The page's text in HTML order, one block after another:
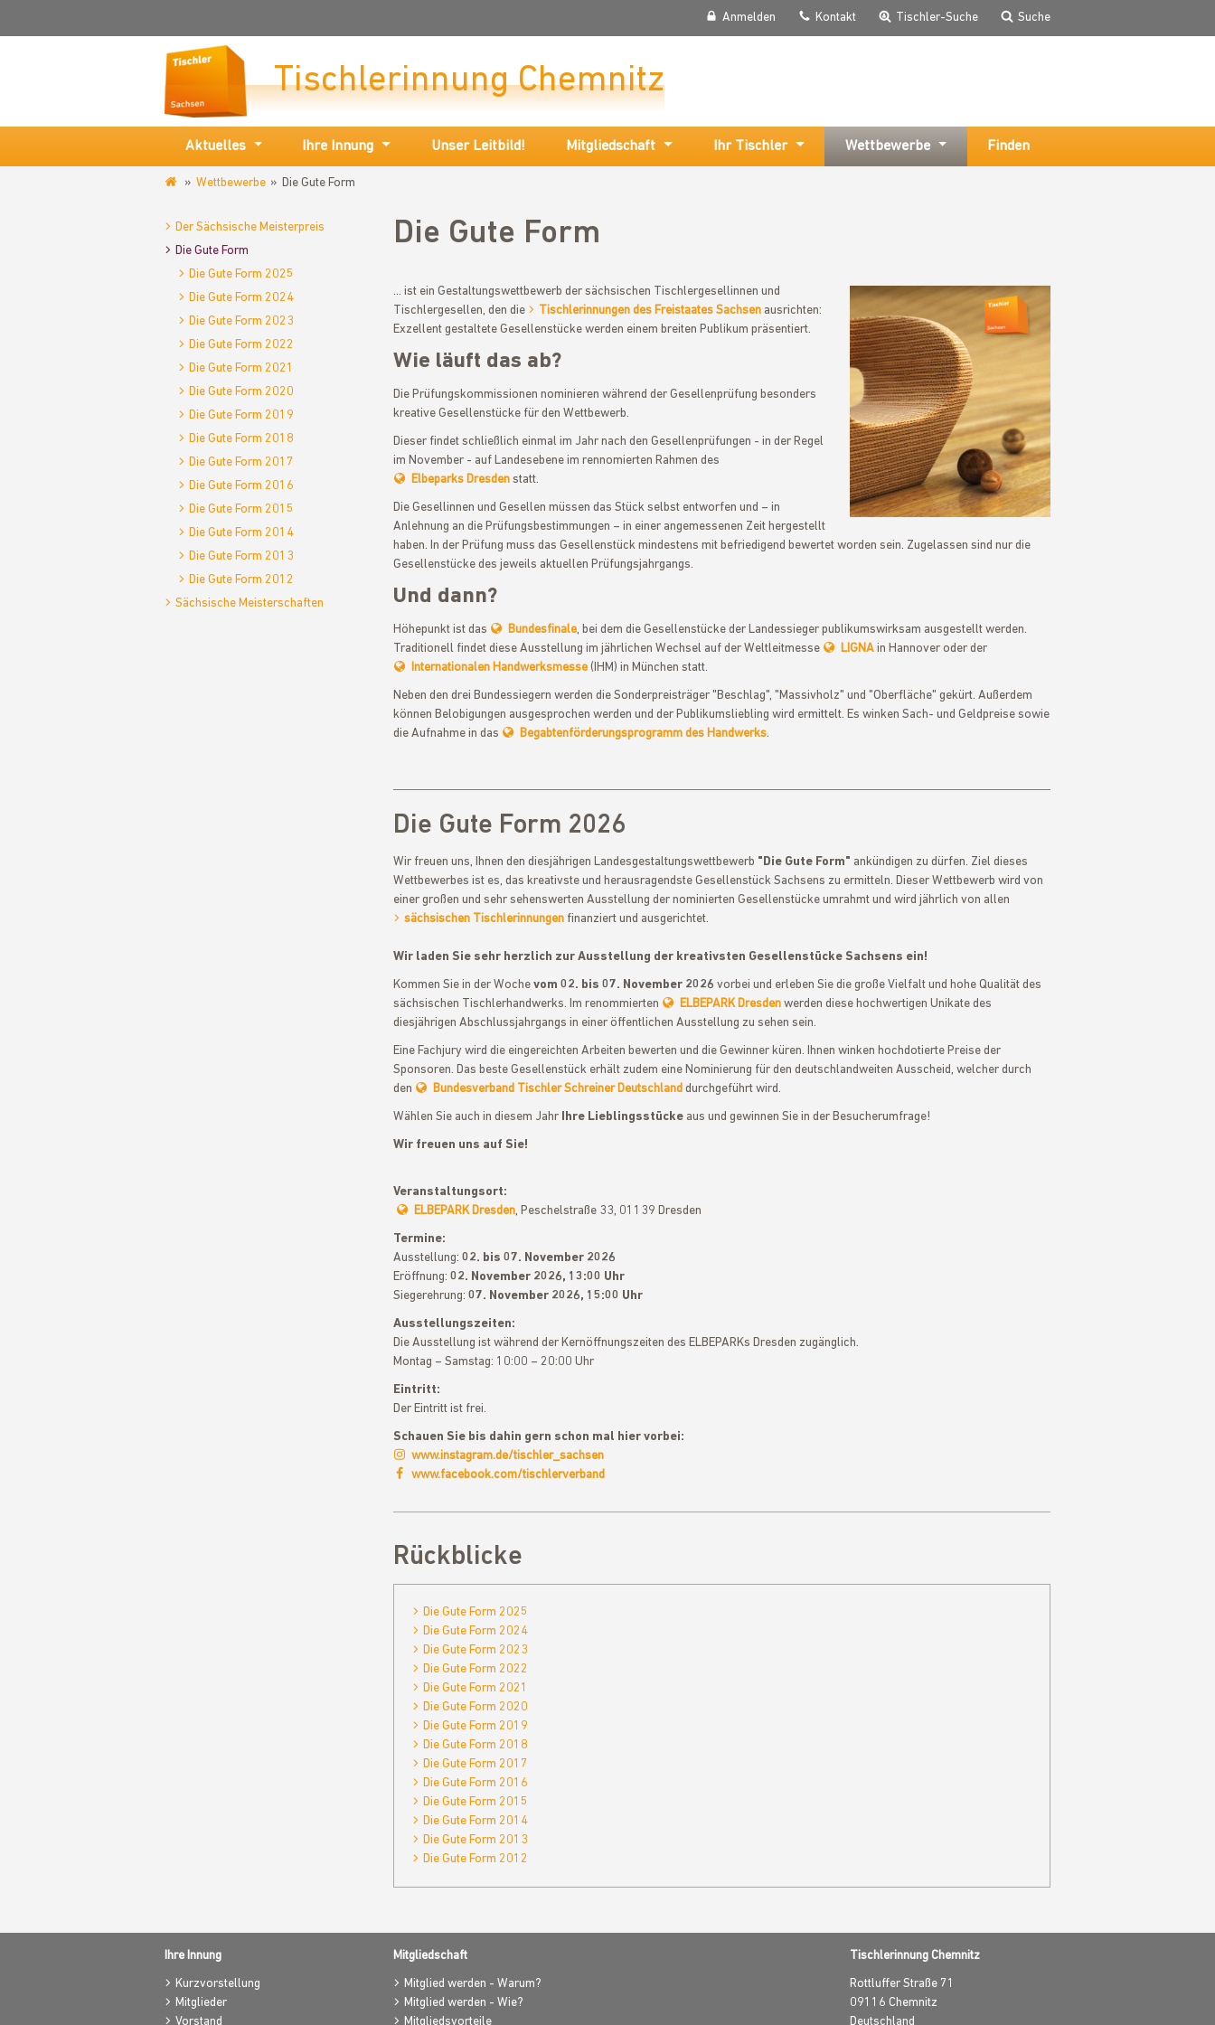
Tischlerinnung Chemnitz
Anmelden Kontakt Tischler-Suche Suche
Aktuelles Ihre Innung Unser Leitbild! Mitgliedschaft Ihr Tischler Wettbewerbe Finden
innung-
Wettbewerbe Die Gute Form
Der Sächsische Meisterpreis
Die Gute Form
Die Gute Form 2025
Die Gute Form 2024
Die Gute Form 2023
Die Gute Form 2022
Die Gute Form 2021
Die Gute Form 2020
Die Gute Form 2019
Die Gute Form 2018
Die Gute Form 2017
Die Gute Form 2016
Die Gute Form 2015
Die Gute Form 2014
Die Gute Form 2013
Die Gute Form 2012
Sächsische Meisterschaften
Die Gute Form
... ist ein Gestaltungswettbewerb der sächsischen Tischlergesellinnen und
Tischlergesellen, den die
Tischlerinnungen des Freistaates Sachsenausrichten:
Exzellent gestaltete Gesellenstücke werden einem breiten Publikum präsentiert.
Wie läuft das ab?
Die Prüfungskommissionen nominieren während der Gesellenprüfung besonders
kreative Gesellenstücke für den Wettbewerb.
Dieser findet schließlich einmal im Jahr nach den Gesellenprüfungen - in der Regel
im November - auf Landesebene im rennomierten Rahmen des
Elbeparks Dresdenstatt.
Die Gesellinnen und Gesellen müssen das Stück selbst entworfen und – in
Anlehnung an die Prüfungsbestimmungen – in einer angemessenen Zeit hergestellt
haben. In der Prüfung muss das Gesellenstück mindestens mit befriedigend bewertet worden sein. Zugelassen sind nur die
Gesellenstücke des jeweils aktuellen Prüfungsjahrgangs.
Und dann?
Höhepunkt ist das Bundesfinale, bei dem die Gesellenstücke der Landessieger publikumswirksam ausgestellt werden.
Traditionell findet diese Ausstellung im jährlichen Wechsel auf der Weltleitmesse
LIGNAin Hannover oder der
Internationalen Handwerksmesse(IHM) in München statt.
Neben den drei Bundessiegern werden die Sonderpreisträger "Beschlag", "Massivholz" und "Oberfläche" gekürt. Außerdem
können Belobigungen ausgesprochen werden und der Publikumsliebling wird ermittelt. Es winken Sach- und Geldpreise sowie
die Aufnahme in das
Begabtenförderungsprogramm des Handwerks.
Die Gute Form 2026
Wir freuen uns, Ihnen den diesjährigen Landesgestaltungswettbewerb "Die Gute Form" ankündigen zu dürfen. Ziel dieses
Wettbewerbes ist es, das kreativste und herausragendste Gesellenstück Sachsens zu ermitteln. Dieser Wettbewerb wird von
einer großen und sehr sehenswerten Ausstellung der nominierten Gesellenstücke umrahmt und wird jährlich von allen
sächsischen Tischlerinnungenfinanziert und ausgerichtet.
Wir laden Sie sehr herzlich zur Ausstellung der kreativsten Gesellenstücke Sachsens ein!
Kommen Sie in der Woche vom 02. bis 07. November 2026 vorbei und erleben Sie die große Vielfalt und hohe Qualität des
sächsischen Tischlerhandwerks. Im renommierten
ELBEPARK Dresdenwerden diese hochwertigen Unikate des
diesjährigen Abschlussjahrgangs in einer öffentlichen Ausstellung zu sehen sein.
Eine Fachjury wird die eingereichten Arbeiten bewerten und die Gewinner küren. Ihnen winken hochdotierte Preise der
Sponsoren. Das beste Gesellenstück erhält zudem eine Nominierung für den deutschlandweiten Ausscheid, welcher durch
den
Bundesverband Tischler Schreiner Deutschlanddurchgeführt wird.
Wählen Sie auch in diesem Jahr Ihre Lieblingsstückeaus und gewinnen Sie in der Besucherumfrage!
Wir freuen uns auf Sie!
Veranstaltungsort:
ELBEPARK Dresden, Peschelstraße 33, 01139 Dresden
Termine:
Ausstellung: 02. bis 07. November 2026
Eröffnung: 02. November 2026, 13:00 Uhr
Siegerehrung: 07. November 2026, 15:00 Uhr
Ausstellungszeiten:
Die Ausstellung ist während der Kernöffnungszeiten des ELBEPARKs Dresden zugänglich.
Montag – Samstag: 10:00 – 20:00 Uhr
Eintritt:
Der Eintritt ist frei.
Schauen Sie bis dahin gern schon mal hier vorbei:
www.instagram.de/tischler_sachsen
www.facebook.com/tischlerverband
Rückblicke
Die Gute Form 2025
Die Gute Form 2024
Die Gute Form 2023
Die Gute Form 2022
Die Gute Form 2021
Die Gute Form 2020
Die Gute Form 2019
Die Gute Form 2018
Die Gute Form 2017
Die Gute Form 2016
Die Gute Form 2015
Die Gute Form 2014
Die Gute Form 2013
Die Gute Form 2012
Ihre Innung
Kurzvorstellung
Mitglieder
Vorstand
Mitgliedschaft
Mitglied werden - Warum?
Mitglied werden - Wie?
Mitgliedsvorteile
Tischlerinnung Chemnitz
Rottluffer Straße 71
09116 Chemnitz
Deutschland